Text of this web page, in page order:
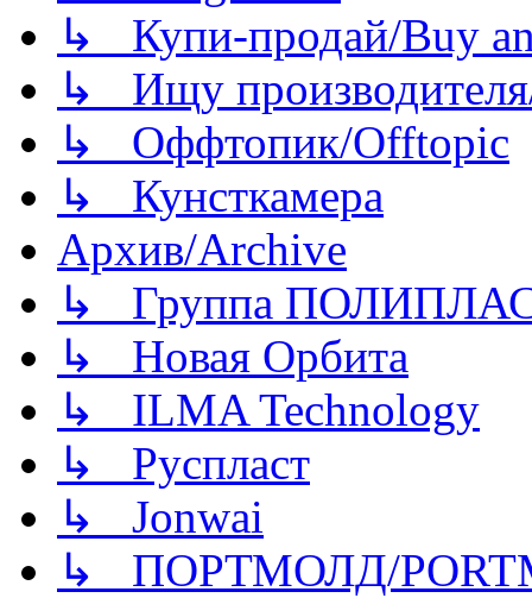
↳ Купи-продай/Buy
↳ Ищу
↳ Оффтопик/Offtopic
↳ Кунсткамера
Архив/Archive
↳ Группа
↳ Новая Орбита
↳ ILMA Technology
↳ Руспласт
↳ Jonwai
↳ ПОРТМОЛД/